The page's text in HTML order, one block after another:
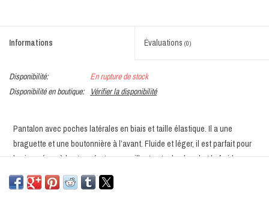
Informations Évaluations (0)
Disponibilité:
En rupture de stock
Disponibilité en boutique:
Vérifier la disponibilité
Pantalon avec poches latérales en biais et taille élastique. Il a une
braguette et une boutonnière à l’avant. Fluide et léger, il est parfait pour
les journées où les températures vacillent entre le chaud et le froid.
Jambe droite et large.